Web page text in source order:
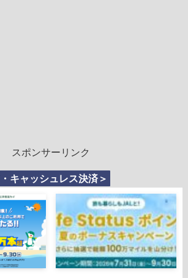
スポンサーリンク
キャッシュレス決済＞